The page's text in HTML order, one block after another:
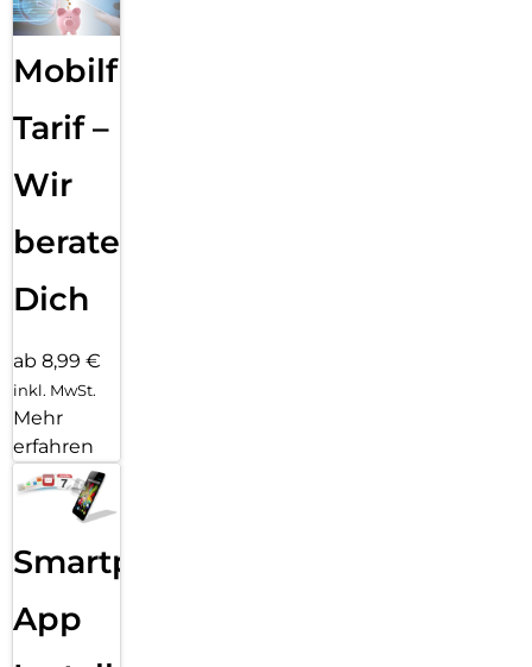
Mobilfunk
Tarif –
Wir
beraten
Dich
ab 8,99 €
inkl. MwSt.
Mehr
erfahren
Smartphone
App